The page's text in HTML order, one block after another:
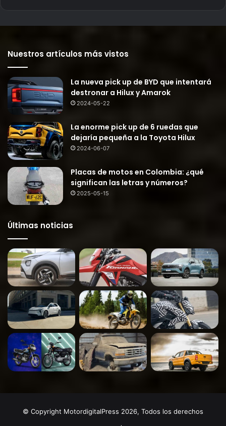
Nuestros artículos más vistos
La nueva pick up de BYD que intentará
destronar a Hilux y Amarok
2024-05-22
La enorme pick up de 6 ruedas que
dejaría pequeña a la Toyota Hilux
2024-06-07
Placas de motos en Colombia: ¿qué
significan las letras y números?
2025-05-15
Últimas noticias
© Copyright MotordigitalPress 2026, Todos los derechos